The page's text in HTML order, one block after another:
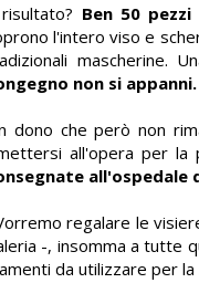
Ben 50
l'intero viso e
mascherine.
non si appanni.
dono che però non
all'opera per la
regalare le
-, insomma a tutte
da utilizzare per